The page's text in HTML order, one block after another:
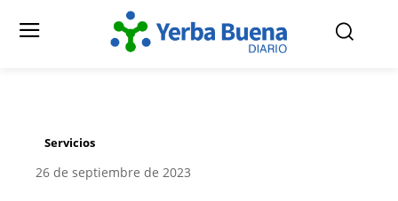
Servicios
26 de septiembre de 2023